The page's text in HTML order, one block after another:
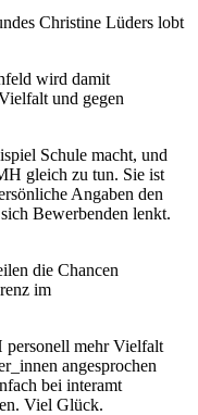
Christine Lüders lobt
wird damit
und gegen
Schule macht, und
gleich zu tun. Sie ist
Angaben den
Bewerbenden lenkt.
die Chancen
im
personell mehr Vielfalt
angesprochen
bei interamt
Viel Glück.